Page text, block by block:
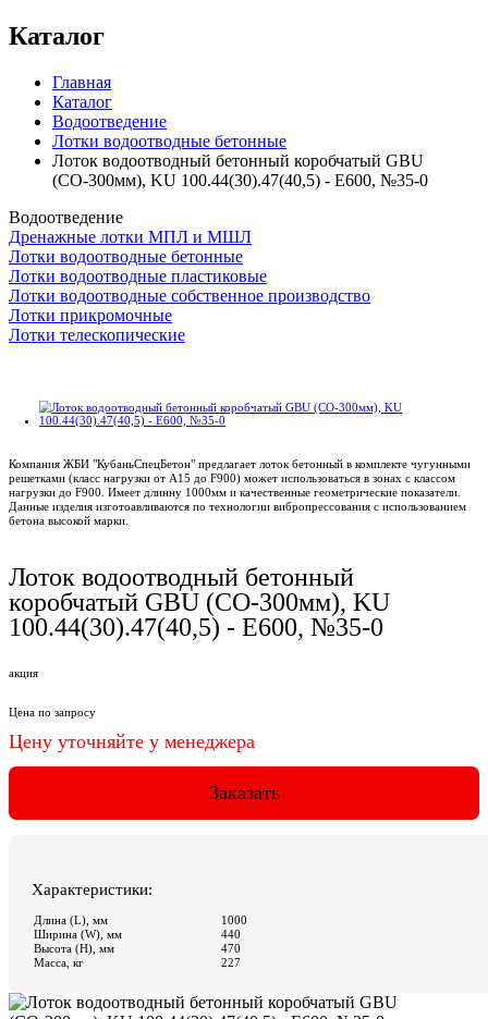
Каталог
Главная
Каталог
Водоотведение
Лотки водоотводные бетонные
Лоток водоотводный бетонный коробчатый GBU
(СО-300мм), KU 100.44(30).47(40,5) - E600, №35-0
Водоотведение
Дренажные лотки МПЛ и МШЛ
Лотки водоотводные бетонные
Лотки водоотводные пластиковые
Лотки водоотводные собственное производство
Лотки прикромочные
Лотки телескопические